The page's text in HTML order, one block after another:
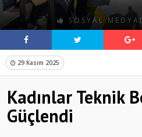
SOSYAL
29 Kasım 2025
Kadınlar Teknik
Güçlendi